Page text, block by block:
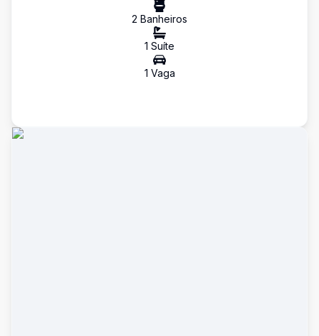
2 Banheiros
1 Suíte
1 Vaga